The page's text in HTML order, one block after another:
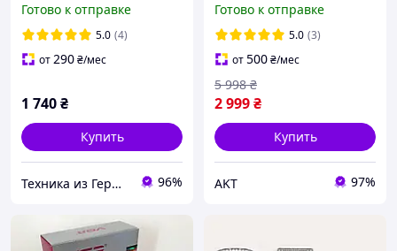
щетка Braun
Готово к отправке
5.0 (4)
от290₴/мес
1 740₴
Купить
Техника из Германии и США, (Новая и БУ) 96%
интимных зон, лица и
тела со сменными
насадками
Готово к отправке
5.0 (3)
от500₴/мес
2 999₴
5 998 ₴
Купить
AKT 97%